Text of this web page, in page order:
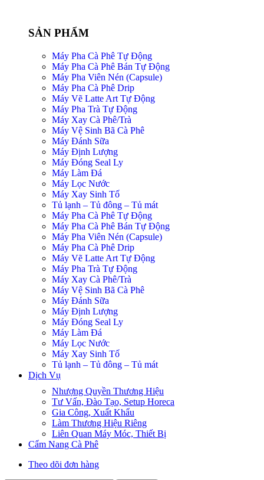
SẢN PHẨM
Máy Pha Cà Phê Tự Động
Máy Pha Cà Phê Bán Tự Động
Máy Pha Viên Nén (Capsule)
Máy Pha Cà Phê Drip
Máy Vẽ Latte Art Tự Động
Máy Pha Trà Tự Động
Máy Xay Cà Phê/Trà
Máy Vệ Sinh Bã Cà Phê
Máy Đánh Sữa
Máy Định Lượng
Máy Đóng Seal Ly
Máy Làm Đá
Máy Lọc Nước
Máy Xay Sinh Tố
Tủ lạnh – Tủ đông – Tủ mát
Máy Pha Cà Phê Tự Động
Máy Pha Cà Phê Bán Tự Động
Máy Pha Viên Nén (Capsule)
Máy Pha Cà Phê Drip
Máy Vẽ Latte Art Tự Động
Máy Pha Trà Tự Động
Máy Xay Cà Phê/Trà
Máy Vệ Sinh Bã Cà Phê
Máy Đánh Sữa
Máy Định Lượng
Máy Đóng Seal Ly
Máy Làm Đá
Máy Lọc Nước
Máy Xay Sinh Tố
Tủ lạnh – Tủ đông – Tủ mát
Dịch Vụ
Nhượng Quyền Thương Hiệu
Tư Vấn, Đào Tạo, Setup Horeca
Gia Công, Xuất Khẩu
Làm Thương Hiệu Riêng
Liên Quan Máy Móc, Thiết Bị
Cẩm Nang Cà Phê
Theo dõi đơn hàng